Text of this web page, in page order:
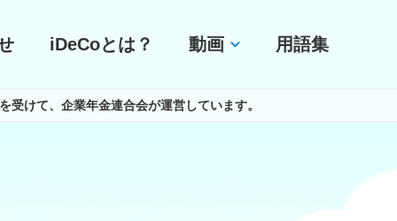
iDeCoとは？ 動画 用語集
けて、企業年金連合会が運営しています。